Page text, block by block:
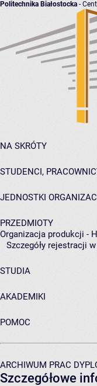
Politechnika Białostocka -
NA SKRÓTY
STUDENCI,
JEDNOSTKI
PRZEDMIOTY
Organizacja produkcji -
Szczegóły rejestracji
STUDIA
AKADEMIKI
POMOC
ARCHIWUM PRAC
Szczegółowe